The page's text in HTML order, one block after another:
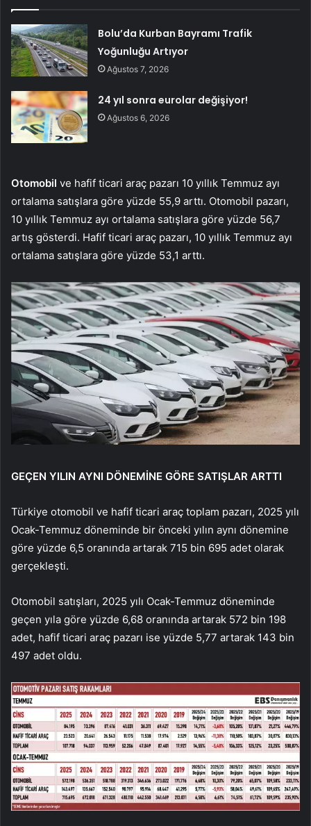
Bolu’da Kurban Bayramı Trafik
Yoğunluğu Artıyor
Ağustos 7, 2026
24 yıl sonra eurolar değişiyor!
Ağustos 6, 2026
Otomobil ve hafif ticari araç pazarı 10 yıllık Temmuz ayı
ortalama satışlara göre yüzde 55,9 arttı. Otomobil pazarı,
10 yıllık Temmuz ayı ortalama satışlara göre yüzde 56,7
artış gösterdi. Hafif ticari araç pazarı, 10 yıllık Temmuz ayı
ortalama satışlara göre yüzde 53,1 arttı.
GEÇEN YILIN AYNI DÖNEMİNE GÖRE SATIŞLAR ARTTI
Türkiye otomobil ve hafif ticari araç toplam pazarı, 2025 yılı
Ocak-Temmuz döneminde bir önceki yılın aynı dönemine
göre yüzde 6,5 oranında artarak 715 bin 695 adet olarak
gerçekleşti.
Otomobil satışları, 2025 yılı Ocak-Temmuz döneminde
geçen yıla göre yüzde 6,68 oranında artarak 572 bin 198
adet, hafif ticari araç pazarı ise yüzde 5,77 artarak 143 bin
497 adet oldu.